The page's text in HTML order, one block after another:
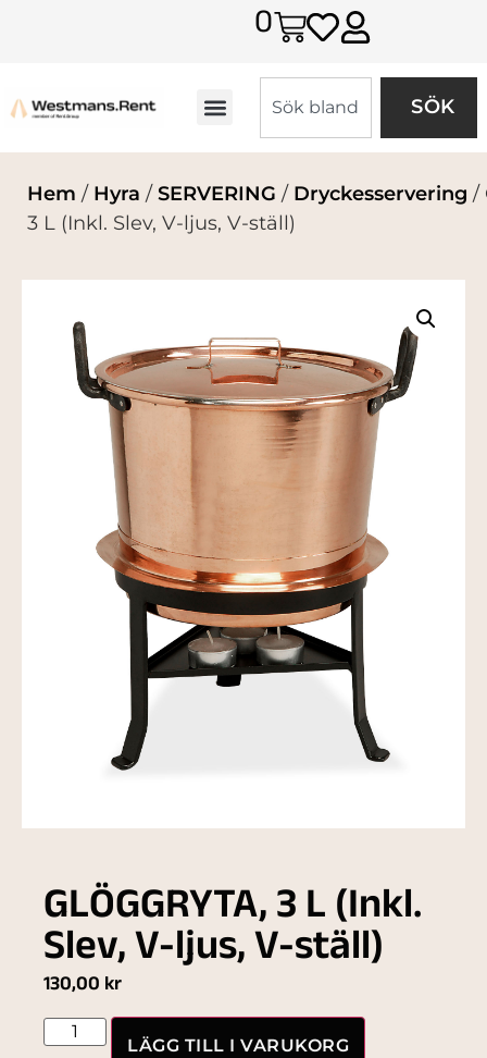
0
SÖK
Hem / Hyra / SERVERING / Dryckesservering /
3 L (Inkl. Slev, V-ljus, V-ställ)
GLÖGGRYTA, 3 L (Inkl.
Slev, V-ljus, V-ställ)
130,00 kr
LÄGG TILL I VARUKORG